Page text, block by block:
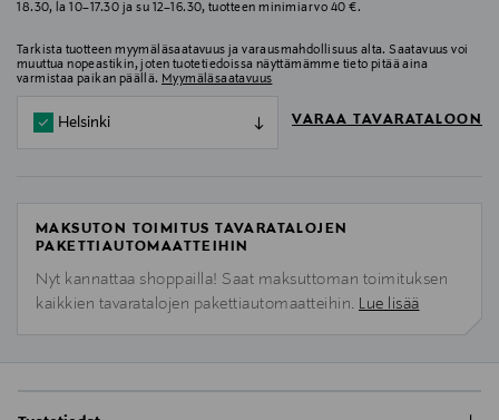
18.30, la 10–17.30 ja su 12–16.30, tuotteen minimiarvo 40 €.
Tarkista tuotteen myymäläsaatavuus ja varausmahdollisuus alta. Saatavuus voi
muuttua nopeastikin, joten tuotetiedoissa näyttämämme tieto pitää aina
varmistaa paikan päällä. Myymäläsaatavuus
Helsinki VARAA TAVARATALOON
MAKSUTON TOIMITUS TAVARATALOJEN
PAKETTIAUTOMAATTEIHIN
Nyt kannattaa shoppailla! Saat maksuttoman toimituksen
kaikkien tavaratalojen pakettiautomaatteihin. Lue lisää